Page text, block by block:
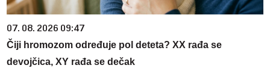
07. 08. 2026 09:47
Čiji hromozom određuje pol deteta? XX rađa se
devojčica, XY rađa se dečak